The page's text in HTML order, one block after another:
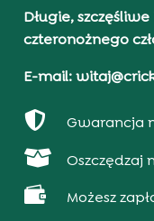
Długie,
czteronożnego
E-mail:
 Gwarancja
 Oszczędzaj
 Możesz